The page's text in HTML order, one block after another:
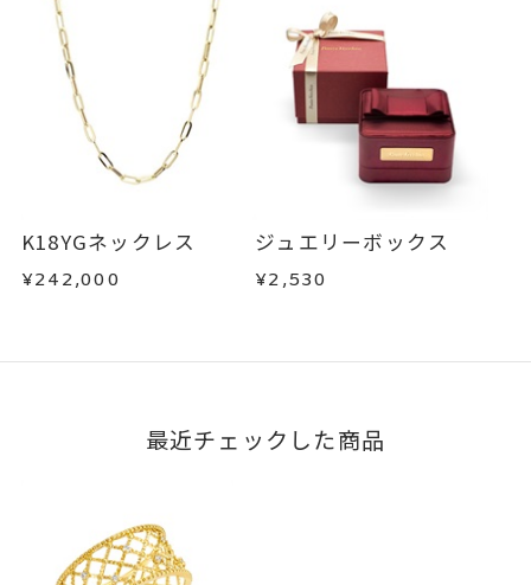
K18YGネックレス
¥242,000
ジュエリーボックス
¥2,530
最近チェックした商品